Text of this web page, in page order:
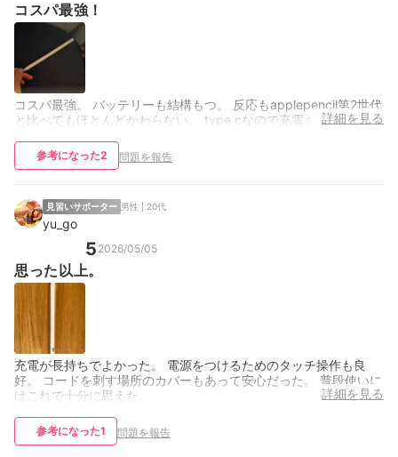
コスパ最強！
コスパ最強。 バッテリーも結構もつ。 反応もapplepencil第2世代
と比べてもほとんどかわらない。 type cなので充電も容易。詳細を見る
参考になった2 問題を報告
見習いサポーター 男性 | 20代
yu_go
5 2026/05/05
思った以上。
充電が長持ちでよかった。 電源をつけるためのタッチ操作も良
好。 コードを刺す場所のカバーもあって安心だった。 普段使いに
はこれで十分に思えた。
詳細を見る
参考になった1 問題を報告